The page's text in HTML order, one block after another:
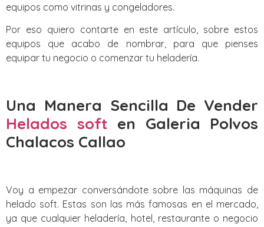
equipos como vitrinas y congeladores.
Por eso quiero contarte en este artículo, sobre estos
equipos que acabo de nombrar, para que pienses
equipar tu negocio o comenzar tu heladería.
Una Manera Sencilla De Vender
Helados soft en Galeria Polvos
Chalacos Callao
Voy a empezar conversándote sobre las máquinas de
helado soft. Estas son las más famosas en el mercado,
ya que cualquier heladería, hotel, restaurante o negocio